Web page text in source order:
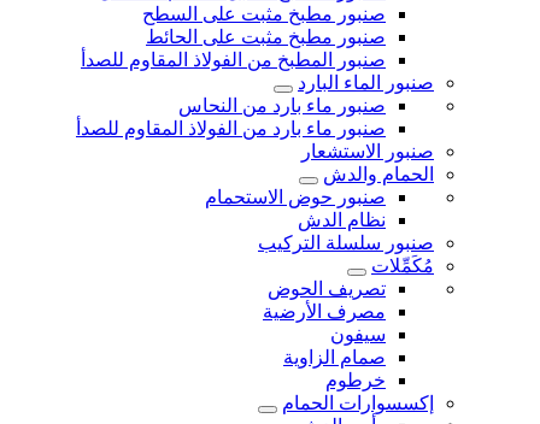
صنبور مطبخ مثبت على السطح
صنبور مطبخ مثبت على الحائط
صنبور المطبخ من الفولاذ المقاوم للصدأ
صنبور الماء البارد
صنبور ماء بارد من النحاس
صنبور ماء بارد من الفولاذ المقاوم للصدأ
صنبور الاستشعار
الحمام والدش
صنبور حوض الاستحمام
نظام الدش
صنبور سلسلة التركيب
مُكَمِّلات
تصريف الحوض
مصرف الأرضية
سيفون
صمام الزاوية
خرطوم
إكسسوارات الحمام